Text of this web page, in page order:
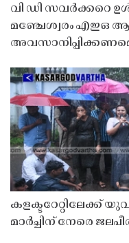
വി ഡി സവർക്കറെ
മഞ്ചേശ്വരം എഇഒ
കളക്ടറേറ്റിലേക്ക്
മാർച്ചിന് നേരെ